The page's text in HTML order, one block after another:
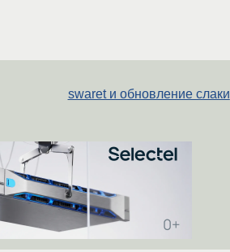
swaret и обновление слаки